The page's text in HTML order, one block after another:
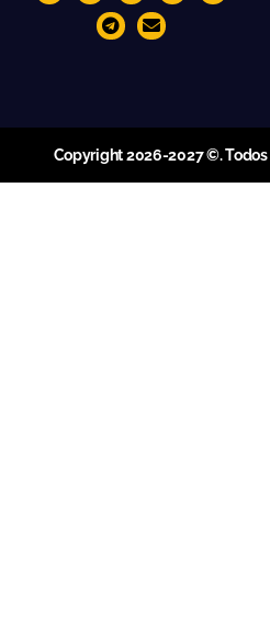
Copyright 2026-2027 ©.